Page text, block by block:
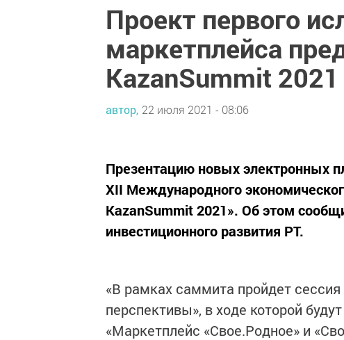
Проект первого
маркетплейса
KazanSummit 2021
автор, 22 июля 2021 - 08:06
Презентацию новых электронных
XII Международного
KazanSummit 2021». Об этом
инвестиционного развития РТ.
«В рамках саммита пройдет
перспективы», в ходе которой
«Маркетплейс «Свое.Родное» и